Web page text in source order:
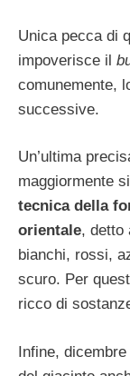
Unica pecca di
impoverisce il
comunemente,
successive.
Un’ultima
maggiormente
tecnica della
orientale, detto
bianchi, rossi,
scuro. Per
ricco di
Infine,